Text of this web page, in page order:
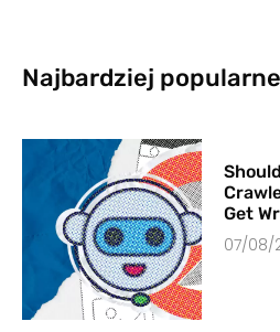
Najbardziej popularne
Get
07/08/